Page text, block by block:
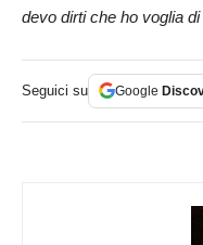
devo dirti che ho voglia
Seguici su Google